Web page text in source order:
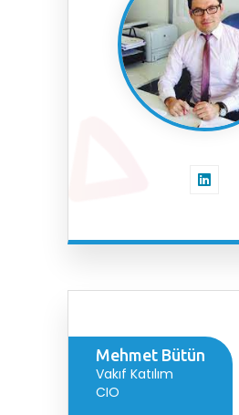
Mehmet Bütün
Vakıf Katılım
CIO